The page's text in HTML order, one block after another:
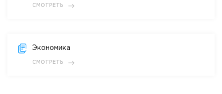
СМОТРЕТЬ
Экономика
СМОТРЕТЬ